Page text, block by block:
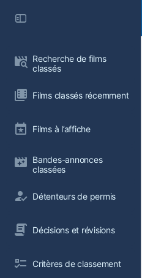
Recherche de films
classés
Films classés récemment
Films à l’affiche
Bandes-annonces
classées
Détenteurs de permis
Décisions et révisions
Critères de classement